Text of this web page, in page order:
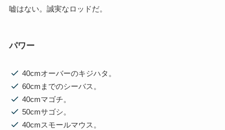
嘘はない。誠実なロッドだ。
パワー
40cmオーバーのキジハタ。
60cmまでのシーバス。
40cmマゴチ。
50cmサゴシ。
40cmスモールマウス。